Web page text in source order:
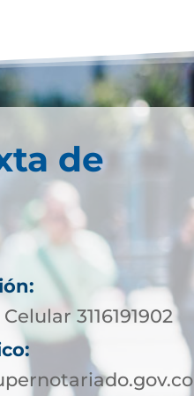
de
3116191902